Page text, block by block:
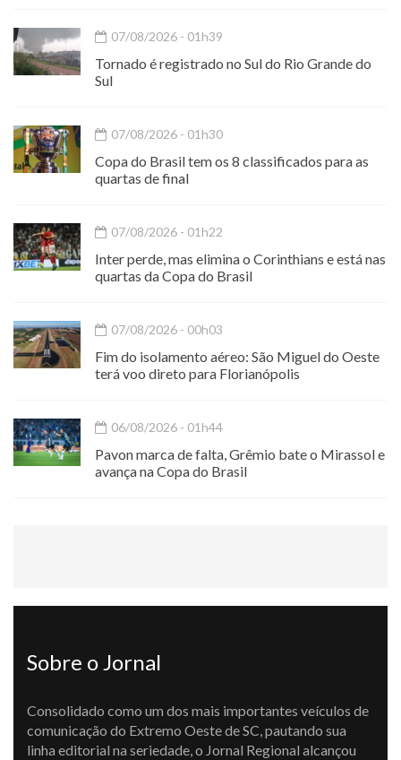
07/08/2026 - 01h39
Tornado é registrado no Sul do Rio Grande do
Sul
07/08/2026 - 01h30
Copa do Brasil tem os 8 classificados para as
quartas de final
07/08/2026 - 01h22
Inter perde, mas elimina o Corinthians e está nas
quartas da Copa do Brasil
07/08/2026 - 00h03
Fim do isolamento aéreo: São Miguel do Oeste
terá voo direto para Florianópolis
06/08/2026 - 01h44
Pavon marca de falta, Grêmio bate o Mirassol e
avança na Copa do Brasil
Sobre o Jornal
Consolidado como um dos mais importantes veículos de
comunicação do Extremo Oeste de SC, pautando sua
linha editorial na seriedade, o Jornal Regional alcançou